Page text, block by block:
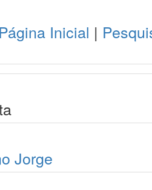
Página Inicial |
Jorge